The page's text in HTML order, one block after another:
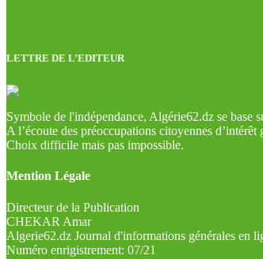
LETTRE DE L’EDITEUR
Symbole de l'indépendance, Algérie62.dz se base
A l’écoute des préoccupations citoyennes d’intérêt
Choix difficile mais pas impossible.
Mention Légale
Directeur de la Publication
CHEKAR Amar
Algerie62.dz Journal d'informations générales en
Numéro enrigistrement: 07/21